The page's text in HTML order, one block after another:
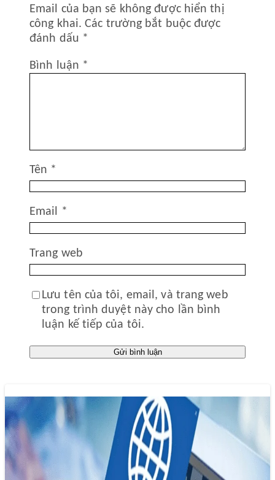
Email của bạn sẽ không được hiển thị
công khai. Các trường bắt buộc được
đánh dấu *
Bình luận *
Tên *
Email *
Trang web
Lưu tên của tôi, email, và trang web
trong trình duyệt này cho lần bình
luận kế tiếp của tôi.